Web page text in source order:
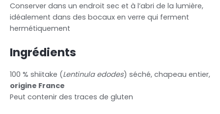
Conserver dans un endroit sec et à l’abri de la lumière,
idéalement dans des bocaux en verre qui ferment
hermétiquement
Ingrédients
100 % shiitake (Lentinula edodes) séché, chapeau entier,
origine France
Peut contenir des traces de gluten